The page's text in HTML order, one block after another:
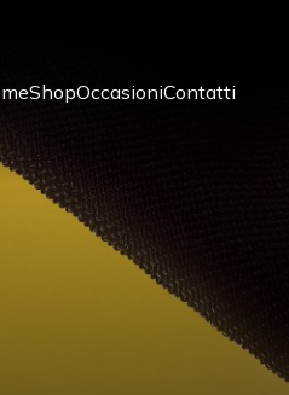
ShopOccasioniContatti